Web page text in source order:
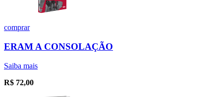
comprar
ERAM A CONSOLAÇÃO
Saiba mais
R$ 72,00